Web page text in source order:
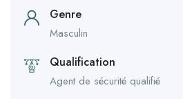
Genre
Masculin
Qualification
Agent de sécurité qualifié